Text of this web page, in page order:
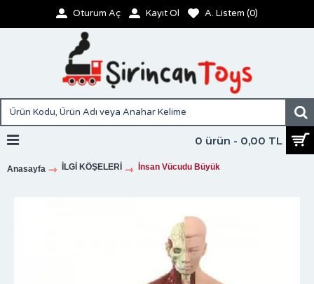
Oturum Aç Kayıt Ol A. Listem (0)
0 ürün - 0,00 TL
Anasayfa İLGİ KÖŞELERİ İnsan Vücudu Büyük